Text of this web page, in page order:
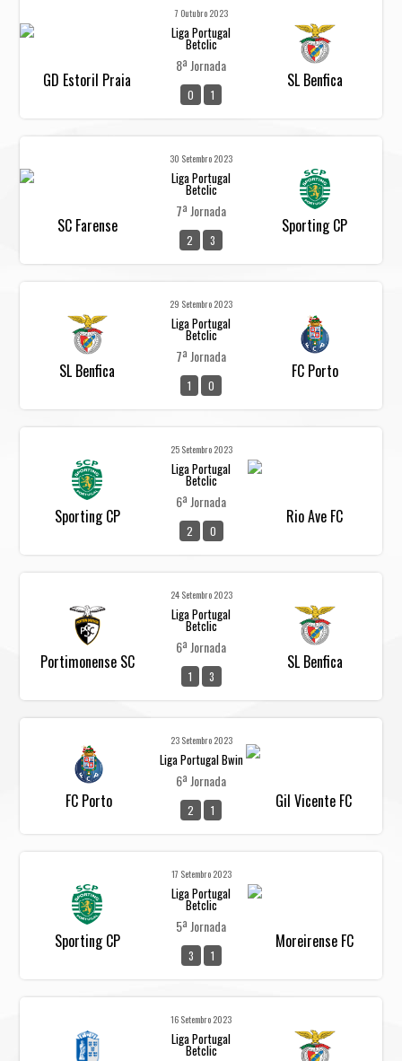
GD Estoril Praia
7 Outubro 2023
Liga Portugal
Betclic
8ª Jornada
0 1
SL Benfica
SC Farense
30 Setembro 2023
Liga Portugal
Betclic
7ª Jornada
2 3
Sporting CP
SL Benfica
29 Setembro 2023
Liga Portugal
Betclic
7ª Jornada
1 0
FC Porto
Sporting CP
25 Setembro 2023
Liga Portugal
Betclic
6ª Jornada
2 0
Rio Ave FC
Portimonense SC
24 Setembro 2023
Liga Portugal
Betclic
6ª Jornada
1 3
SL Benfica
FC Porto
23 Setembro 2023
Liga Portugal Bwin
6ª Jornada
2 1 Gil Vicente FC
Sporting CP
17 Setembro 2023
Liga Portugal
Betclic
5ª Jornada
3 1
Moreirense FC
16 Setembro 2023
Liga Portugal
Betclic